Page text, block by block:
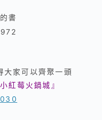
書
大家可以齊聚一頭
小紅莓火鍋城』